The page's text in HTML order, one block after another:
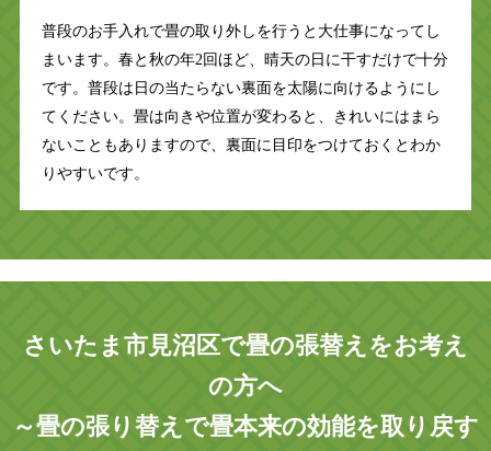
普段のお手入れで畳の取り外しを行うと大仕事になってし
まいます。春と秋の年2回ほど、晴天の日に干すだけで十分
です。普段は日の当たらない裏面を太陽に向けるようにし
てください。畳は向きや位置が変わると、きれいにはまら
ないこともありますので、裏面に目印をつけておくとわか
りやすいです。
さいたま市見沼区で畳の張替えをお考え
の方へ
～畳の張り替えで畳本来の効能を取り戻す